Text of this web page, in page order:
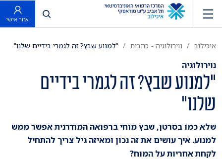
פתח חיפוש
אזור אישי
איכילוב נוירולוגיה - כתבות "למנוע שבץ? זה לגמרי בידיים שלנו"
נוירולוגיה
"למנוע שבץ? זה לגמרי בידיים
שלנו"
שלא כמו בסרטן, שבץ מוחי ברפואה המודרנית אפשר ממש
למנוע. איך עושים את זה נכון ומאיזה גיל צריך להתחיל
לקחת אחריות על המוח?